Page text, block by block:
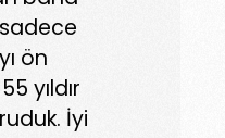
ön
yıldır
İyi